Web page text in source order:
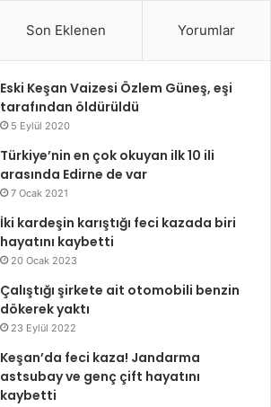
Son Eklenen Yorumlar
Eski Keşan Vaizesi Özlem Güneş, eşi
tarafından öldürüldü
5 Eylül 2020
Türkiye’nin en çok okuyan ilk 10 ili
arasında Edirne de var
7 Ocak 2021
İki kardeşin karıştığı feci kazada biri
hayatını kaybetti
20 Ocak 2023
Çalıştığı şirkete ait otomobili benzin
dökerek yaktı
23 Eylül 2022
Keşan’da feci kaza! Jandarma
astsubay ve genç çift hayatını
kaybetti